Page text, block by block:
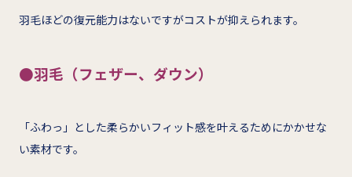
羽毛ほどの復元能力はないですがコストが抑えられます。
●羽毛（フェザー、ダウン）
「ふわっ」とした柔らかいフィット感を叶えるためにかかせな
い素材です。